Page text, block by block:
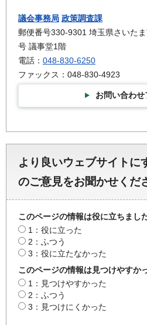
議会事務局 政策調査課
郵便番号330-9301 埼玉県さいた
号 議事堂1階
電話： 048-830-6250
ファックス：048-830-4923
お問い合わせ
より良いウェブサイトに
のご意見をお聞かせくだ
このページの情報は役に立ちまし
1：役に立った
2：ふつう
3：役に立たなかった
このページの情報は見つけやすか
1：見つけやすかった
2：ふつう
3：見つけにくかった